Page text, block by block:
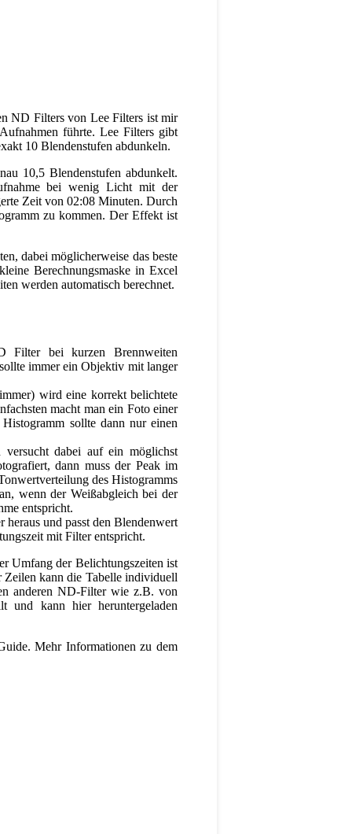
ND Filters von Lee Filters ist mir
führte. Lee Filters gibt
10 Blendenstufen abdunkeln.
10,5 Blendenstufen abdunkelt.
bei wenig Licht mit der
Zeit von 02:08 Minuten. Durch
zu kommen. Der Effekt ist
dabei möglicherweise das beste
Berechnungsmaske in Excel
werden automatisch berechnet.
Filter bei kurzen Brennweiten
immer ein Objektiv mit langer
wird eine korrekt belichtete
macht man ein Foto einer
sollte dann nur einen
dabei auf ein möglichst
dann muss der Peak im
des Histogramms
wenn der Weißabgleich bei der
entspricht.
und passt den Blendenwert
mit Filter entspricht.
Umfang der Belichtungszeiten ist
Zeilen kann die Tabelle individuell
anderen ND-Filter wie z.B. von
kann hier heruntergeladen
Mehr Informationen zu dem